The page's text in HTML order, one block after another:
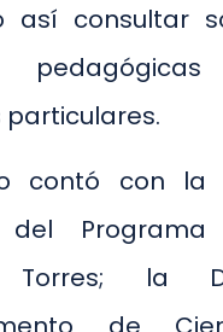
así consultar
particulares.
contó con la
del Programa
Torres; la